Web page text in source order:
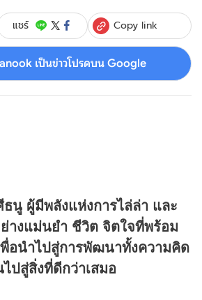
แชร์ Copy link
เป็นข่าวโปรดบน Google
นู ผู้มีพลังแห่งการไล่ล่า และ
ย่างแม่นยำ ชีวิต จิตใจที่พร้อม
พื่อนำไปสู่การพัฒนาทั้งความคิด
ปสู่สิ่งที่ดีกว่าเสมอ